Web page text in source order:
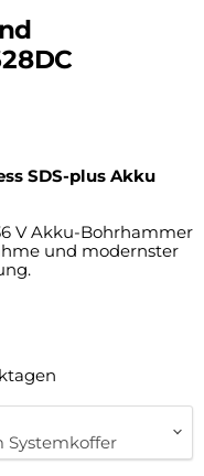
SDS-plus Akku
V Akku-Bohrhammer
und modernster